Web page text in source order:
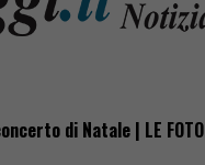
di Natale | LE FOTO